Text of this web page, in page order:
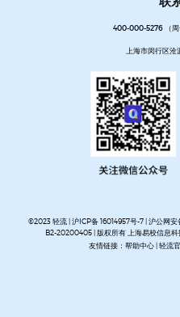
400-000-5276 （周
上海市闵行区沧
©2023 轻流 |沪ICP备 16014957号-7|沪公网安
B2-20200405 | 版权所有 上海易校信息科
友情链接： 帮助中心|轻流